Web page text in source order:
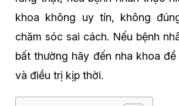
khoa không uy tín, không
chăm sóc sai cách. Nếu bệnh
bất thường hãy đến nha khoa
và điều trị kịp thời.